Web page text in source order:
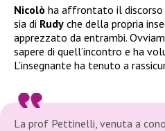
Nicolò ha affrontato il
sia di Rudy che della propria
apprezzato da entrambi.
sapere di quell’incontro e ha
L’insegnante ha tenuto a
La prof Pettinelli, venuta a